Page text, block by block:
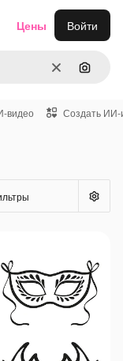
ОчиститьПоиск
Цены Войти
видео Создать ИИ-